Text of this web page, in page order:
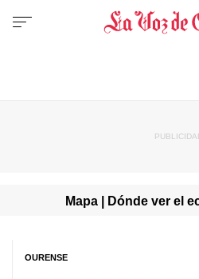
Mapa | Dónde ver el
OURENSE